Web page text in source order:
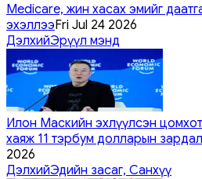
Medicare, жин хасах эмийг
эхэллээFri Jul 24 2026
ДэлхийЭрүүл мэнд
Илон Маскийн эхлүүлсэн
хаяж 11 тэрбум долларын
2026
ДэлхийЭдийн засаг, Санхүү